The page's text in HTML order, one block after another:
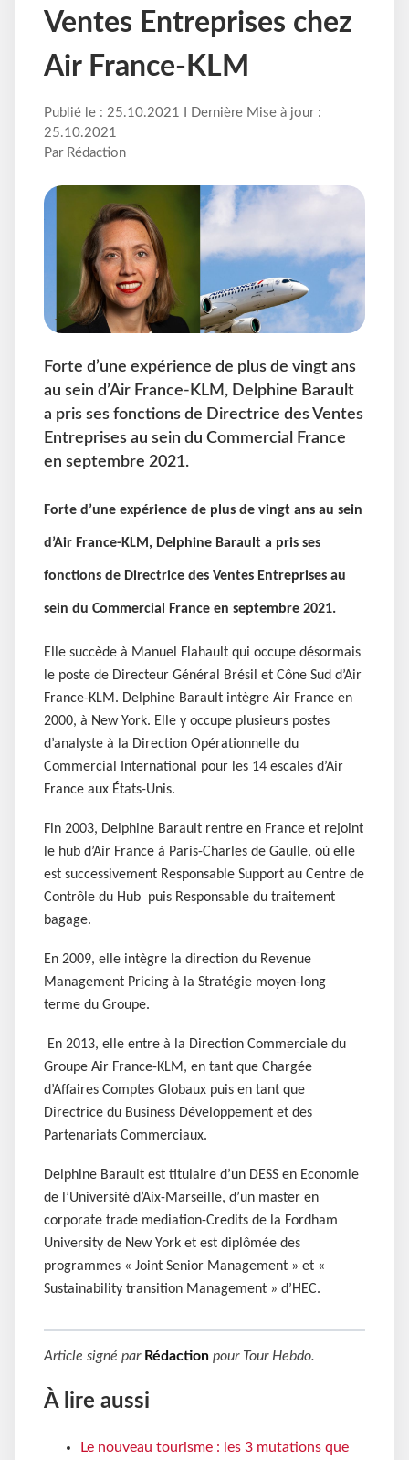
Ventes Entreprises chez
Air France-KLM
Publié le : 25.10.2021 I Dernière Mise à jour :
25.10.2021
Par Rédaction
Forte d’une expérience de plus de vingt ans
au sein d’Air France-KLM, Delphine Barault
a pris ses fonctions de Directrice des Ventes
Entreprises au sein du Commercial France
en septembre 2021.
Forte d’une expérience de plus de vingt ans au sein
d’Air France-KLM, Delphine Barault a pris ses
fonctions de Directrice des Ventes Entreprises au
sein du Commercial France en septembre 2021.
Elle succède à Manuel Flahault qui occupe désormais
le poste de Directeur Général Brésil et Cône Sud d’Air
France-KLM. Delphine Barault intègre Air France en
2000, à New York. Elle y occupe plusieurs postes
d’analyste à la Direction Opérationnelle du
Commercial International pour les 14 escales d’Air
France aux États-Unis.
Fin 2003, Delphine Barault rentre en France et rejoint
le hub d’Air France à Paris-Charles de Gaulle, où elle
est successivement Responsable Support au Centre de
Contrôle du Hub puis Responsable du traitement
bagage.
En 2009, elle intègre la direction du Revenue
Management Pricing à la Stratégie moyen-long
terme du Groupe.
En 2013, elle entre à la Direction Commerciale du
Groupe Air France-KLM, en tant que Chargée
d’Affaires Comptes Globaux puis en tant que
Directrice du Business Développement et des
Partenariats Commerciaux.
Delphine Barault est titulaire d’un DESS en Economie
de l’Université d’Aix-Marseille, d’un master en
corporate trade mediation-Credits de la Fordham
University de New York et est diplômée des
programmes « Joint Senior Management » et «
Sustainability transition Management » d’HEC.
Article signé par Rédaction pour Tour Hebdo.
À lire aussi
Le nouveau tourisme : les 3 mutations que